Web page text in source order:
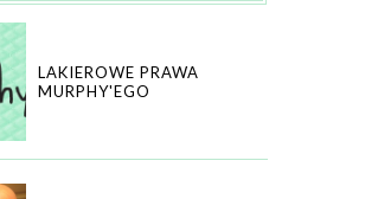
LAKIEROWE PRAWA
MURPHY'EGO